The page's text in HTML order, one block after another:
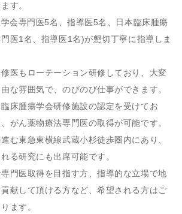
す。
会専門医5名、指導医5名、日本臨床腫瘍
医1名、指導医1名)が懇切丁寧に指導しま
医もローテーション研修しており、大変
な雰囲気で、のびのび仕事ができます。
床腫瘍学会研修施設の認定を受けてお
がん薬物療法専門医の取得が可能です。
む東急東横線武蔵小杉徒歩圏内にあり、
る研究にも出席可能です。
門医取得を目指す方、指導的な立場で地
献して頂ける方など、希望される方はご
ます。